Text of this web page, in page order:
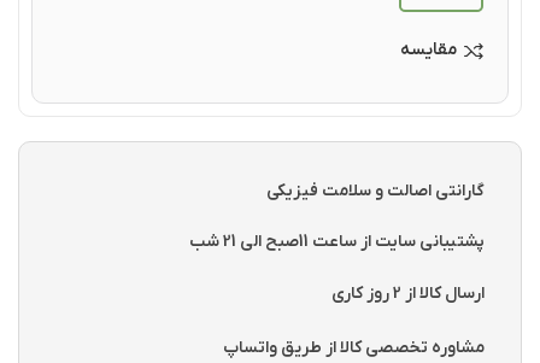
مقایسه
گارانتی اصالت و سلامت فیزیکی
پشتیبانی سایت از ساعت 11صبح الی 21 شب
ارسال کالا از 2 روز کاری
مشاوره تخصصی کالا از طریق واتساپ